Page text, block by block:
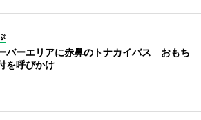
バーエリアに赤鼻のトナカイバス おもち
を呼びかけ